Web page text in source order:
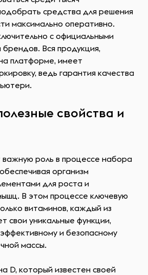
средства для решения
максимально оперативно.
с официальными
Вся продукция,
платформе, имеет
ведь гарантия качества
свойства и
роль в процессе набора
организм
для роста и
В этом процессе ключевую
витаминов, каждый из
свои уникальные функции,
и безопасному
массы.
D, который известен своей